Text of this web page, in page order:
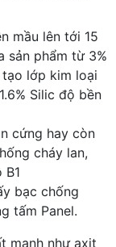
mầu lên tới 15
sản phẩm từ 3%
lớp kim loại
Silic độ bền
cứng hay còn
cháy lan,
bạc chống
tấm Panel.
mạnh như axit